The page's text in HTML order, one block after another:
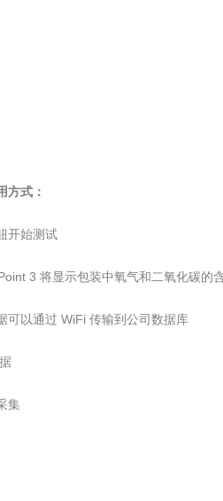
：
开始测试
3 将显示包装中氧气和二氧化碳的
可以通过 WiFi 传输到公司数据库
集